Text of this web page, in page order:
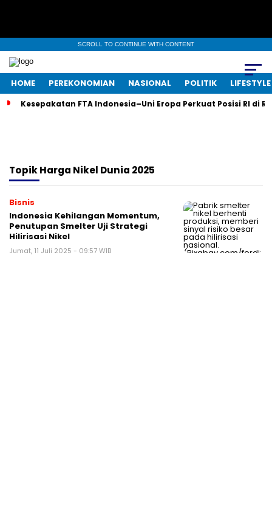
SCROLL TO CONTINUE WITH CONTENT
HOME PEREKONOMIAN NASIONAL POLITIK LIFESTYLE
Kesepakatan FTA Indonesia–Uni Eropa Perkuat Posisi RI di
TopikHarga Nikel Dunia 2025
Bisnis
Indonesia Kehilangan Momentum,
Penutupan Smelter Uji Strategi
Hilirisasi Nikel
Jumat, 11 Juli 2025 - 09:57 WIB